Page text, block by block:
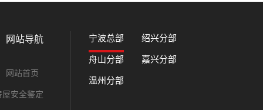
网站导航
网站首页
屋安全鉴定
宁波总部 绍兴分部
舟山分部 嘉兴分部
温州分部